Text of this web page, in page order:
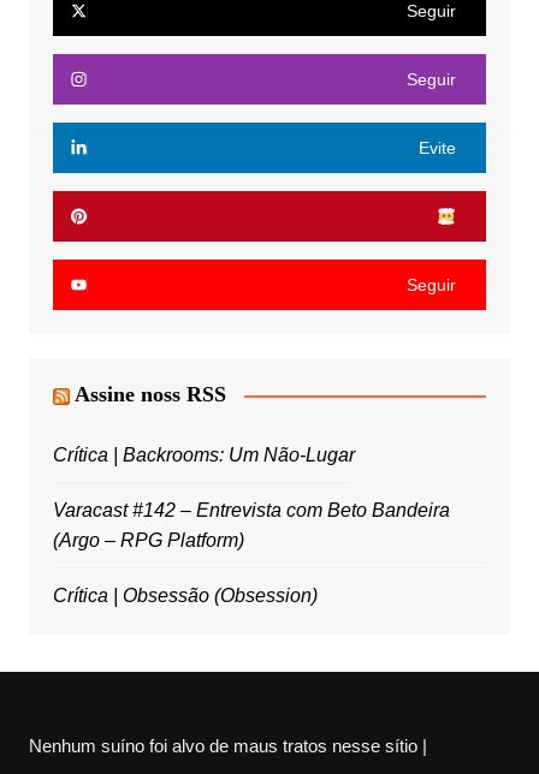
Seguir
Seguir
Evite
Seguir
Assine noss RSS
Crítica | Backrooms: Um Não-Lugar
Varacast #142 – Entrevista com Beto Bandeira
(Argo – RPG Platform)
Crítica | Obsessão (Obsession)
Nenhum suíno foi alvo de maus tratos nesse sítio |